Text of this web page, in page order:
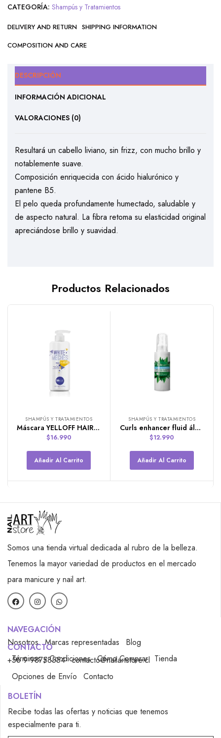
CATEGORÍA: Shampús y Tratamientos
DELIVERY AND RETURN SHIPPING INFORMATION
COMPOSITION AND CARE
DESCRIPCIÓN
INFORMACIÓN ADICIONAL
VALORACIONES (0)
Resultará un cabello liviano, sin frizz, con mucho brillo y
notablemente suave.
Composición enriquecida con ácido hialurónico y
pantene B5.
El pelo queda profundamente humectado, saludable y
de aspecto natural. La fibra retoma su elasticidad original
apreciándose brillo y suavidad.
Productos Relacionados
SHAMPÚS Y TRATAMIENTOS
Máscara YELLOFF HAIR White Meches de 500 ML
$16.990
Añadir Al Carrito
SHAMPÚS Y TRATAMIENTOS
Curls enhancer fluid áloe ITALICARE 100ML
$12.990
Añadir Al Carrito
Somos una tienda virtual dedicada al rubro de la belleza.
Tenemos la mayor variedad de productos en el mercado
para manicure y nail art.
NAVEGACIÓN
Nosotros Marcas representadas
Blog
Términos y Condiciones Cómo Comprar Tienda
CONTACTO
+56 9 98758554 contacto@nailartstore.cl
Opciones de Envío
Contacto
BOLETÍN
Recibe todas las ofertas y noticias que tenemos
especialmente para ti.